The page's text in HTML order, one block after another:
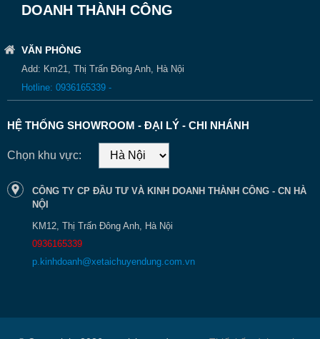
DOANH THÀNH CÔNG
VĂN PHÒNG
Add: Km21, Thị Trấn Đông Anh, Hà Nội
Hotline: 0936165339 -
HỆ THỐNG SHOWROOM - ĐẠI LÝ - CHI NHÁNH
Chọn khu vực:
CÔNG TY CP ĐẦU TƯ VÀ KINH DOANH THÀNH CÔNG - CN HÀ
NỘI
KM12, Thị Trấn Đông Anh, Hà Nội
0936165339
p.kinhdoanh@xetaichuyendung.com.vn